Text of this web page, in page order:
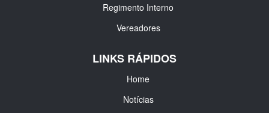
Regimento Interno
Vereadores
LINKS RÁPIDOS
Home
Notícias